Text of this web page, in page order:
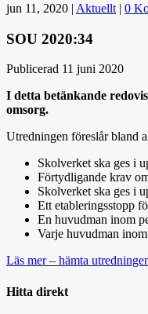
jun 11, 2020 | Aktuellt | 0
SOU 2020:34
Publicerad 11 juni 2020
I detta betänkande
omsorg.
Utredningen föreslår bland
Skolverket ska ges i
Förtydligande krav
Skolverket ska ges i
Ett etableringsstopp
En huvudman inom
Varje huvudman
Läs mer – hämta
Hitta direkt